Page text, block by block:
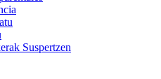
Suspertzen